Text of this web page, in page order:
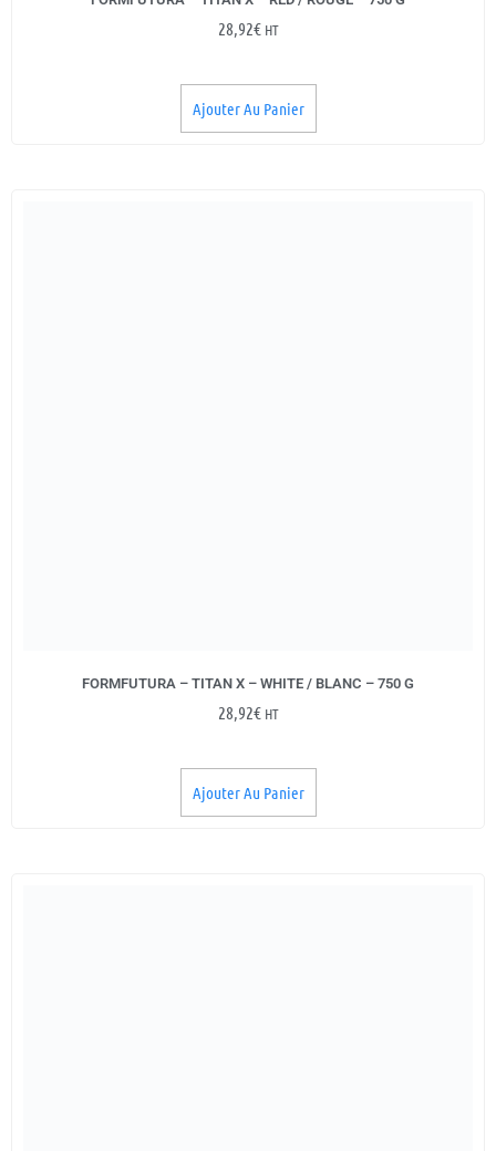
28,92€ HT
Ajouter Au Panier
FORMFUTURA – TITAN X – WHITE / BLANC – 750 G
28,92€ HT
Ajouter Au Panier